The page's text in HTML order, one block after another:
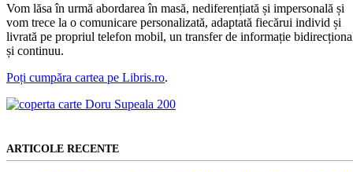
Vom lăsa în urmă abordarea în masă, nediferențiată și impersonală și
vom trece la o comunicare personalizată, adaptată fiecărui individ și
livrată pe propriul telefon mobil, un transfer de informație
și continuu.
Poți cumpăra cartea pe Libris.ro.
ARTICOLE RECENTE